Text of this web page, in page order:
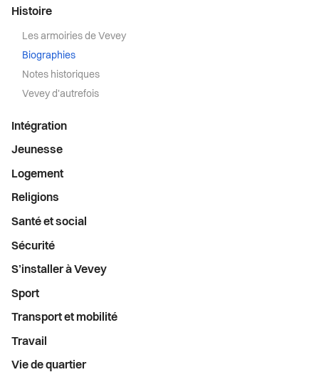
Histoire
Les armoiries de Vevey
Biographies
Notes historiques
Vevey d'autrefois
Intégration
Jeunesse
Logement
Religions
Santé et social
Sécurité
S’installer à Vevey
Sport
Transport et mobilité
Travail
Vie de quartier